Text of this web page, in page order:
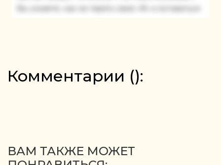
Комментарии ():
ВАМ ТАКЖЕ МОЖЕТ